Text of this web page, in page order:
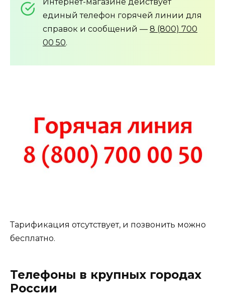
единый телефон горячей линии для
справок и сообщений — 8 (800) 700
00 50.
Тарификация отсутствует, и позвонить можно
бесплатно.
Телефоны в крупных городах
России